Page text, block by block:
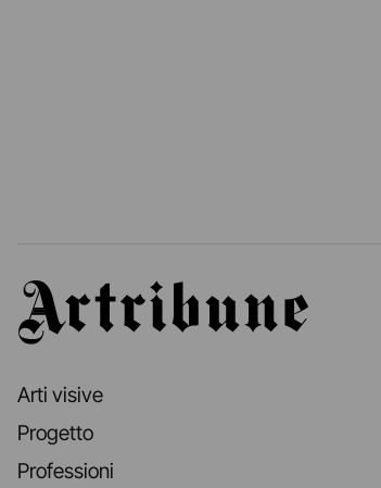
Artribune
Arti visive
Progetto
Professioni